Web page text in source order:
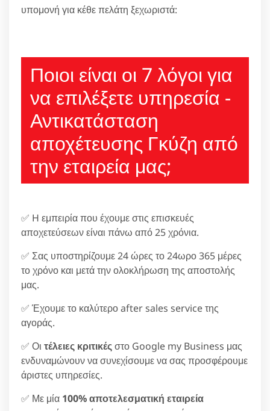
υπομονή για κέθε πελάτη ξεχωριστά:
Ποιοι είναι οι 7 λόγοι για
να επιλέξετε υπηρεσία -
Αντικατάσταση
αποχέτευσης Γκύζη από
την εταιρεία μας;
✅ H εμπειρία που έχουμε στις επισκευές
αποχετεύσεων είναι πάνω από 25 χρόνια.
✅ Σας υποστηρίζουμε 24 ώρες το 24ωρο 365 μέρες
το χρόνο και μετά την ολοκλήρωση της αποστολής
μας.
✅ Έχουμε το καλύτερο after sales service της
αγοράς.
✅ Οι τέλειες κριτικέςστο Google my Business μας
ενδυναμώνουν να συνεχίσουμε να σας προσφέρουμε
άριστες υπηρεσίες.
✅ Με μία 100% αποτελεσματική εταιρεία